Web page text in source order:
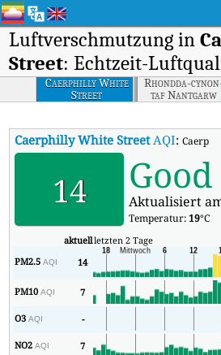
Luftverschmutzung in
Street: Echtzeit-
Caerphilly White
Street
Rhondda-
taf Nantgarw
Caerphilly White StreetAQI:
14 Good
Aktualisiert
Temperatur: 19°C
aktuellletzten 2 Tage
PM2.5AQI 14
PM10AQI 7
O3AQI -
NO2AQI 7